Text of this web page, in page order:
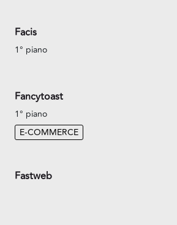
Facis
1° piano
Fancytoast
1° piano
E-COMMERCE
Fastweb